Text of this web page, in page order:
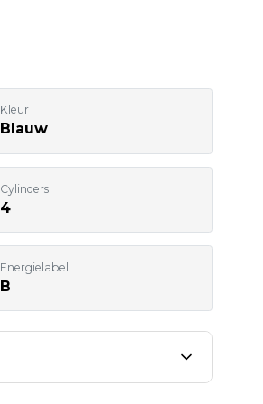
Kleur
Blauw
Cylinders
4
Energielabel
B